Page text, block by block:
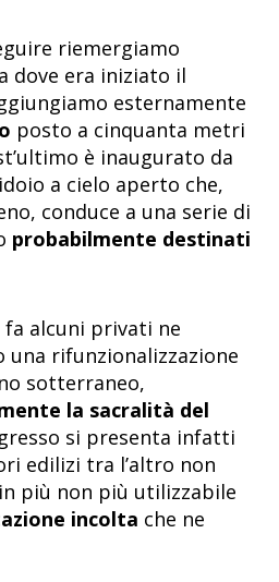
riemergiamo
dove era iniziato il
esternamente
posto a cinquanta metri
è inaugurato da
a cielo aperto che,
conduce a una serie di
probabilmente destinati
alcuni privati ne
rifunzionalizzazione
sotterraneo,
la sacralità del
si presenta infatti
edilizi tra l’altro non
più non più utilizzabile
incolta che ne